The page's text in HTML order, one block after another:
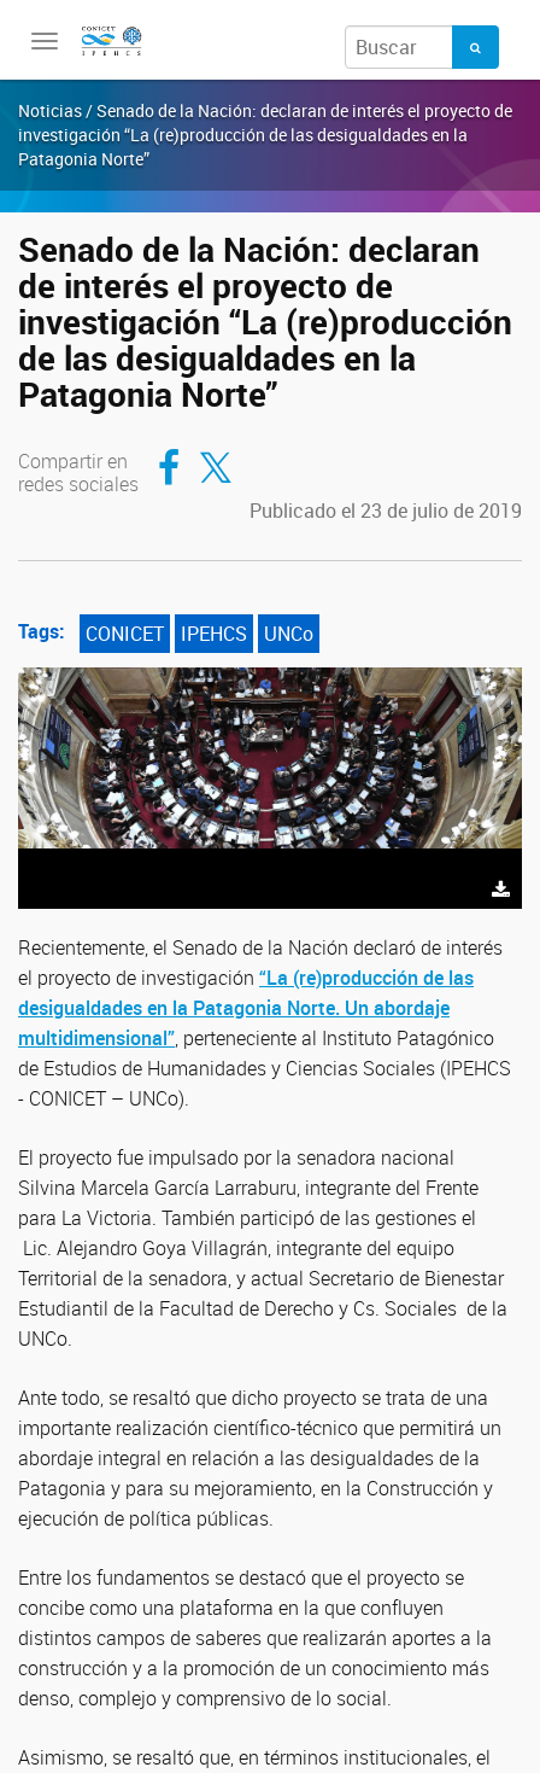
Toggle
Noticias / Senado de la Nación: declaran de interés el proyecto de
investigación “La (re)producción de las desigualdades en la
Patagonia Norte”
Senado de la Nación: declaran
de interés el proyecto de
investigación “La (re)producción
de las desigualdades en la
Patagonia Norte”
Compartir en
redes sociales
Compartir en Facebook
Compartir en Twitter
Publicado el 23 de julio de 2019
Tags: CONICET IPEHCS UNCo
Recientemente, el Senado de la Nación declaró de interés
el proyecto de investigación “La (re)producción de las
desigualdades en la Patagonia Norte. Un abordaje
multidimensional”, perteneciente al Instituto Patagónico
de Estudios de Humanidades y Ciencias Sociales (IPEHCS
- CONICET – UNCo).
El proyecto fue impulsado por la senadora nacional
Silvina Marcela García Larraburu, integrante del Frente
para La Victoria. También participó de las gestiones el
Lic. Alejandro Goya Villagrán, integrante del equipo
Territorial de la senadora, y actual Secretario de Bienestar
Estudiantil de la Facultad de Derecho y Cs. Sociales de la
UNCo.
Ante todo, se resaltó que dicho proyecto se trata de una
importante realización científico-técnico que permitirá un
abordaje integral en relación a las desigualdades de la
Patagonia y para su mejoramiento, en la Construcción y
ejecución de política públicas.
Entre los fundamentos se destacó que el proyecto se
concibe como una plataforma en la que confluyen
distintos campos de saberes que realizarán aportes a la
construcción y a la promoción de un conocimiento más
denso, complejo y comprensivo de lo social.
Asimismo, se resaltó que, en términos institucionales, el